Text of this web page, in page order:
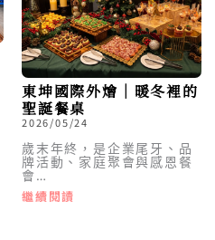
東坤國際外燴｜暖冬裡的
聖誕餐桌
2026/05/24
歲末年終，是企業尾牙、品
牌活動、家庭聚會與感恩餐
會…
繼續閱讀